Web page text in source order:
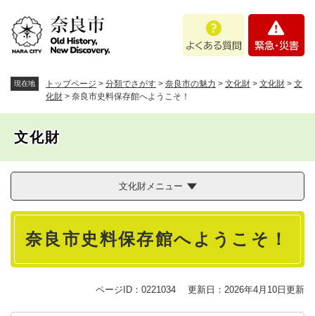
あ
問
・
現在地 トップページ > 分類でさがす > 奈良市の魅力 > 文化財 > 文化財 > 文
化財 > 奈良市史料保存館へようこそ！
文化財
文化財メニュー
本
奈良市史料保存館へようこそ！
ページID：0221034 更新日：2026年4月10日更新